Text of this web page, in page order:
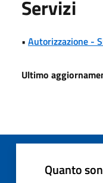
Servizi
• Autorizzazione -
Ultimo
Quanto